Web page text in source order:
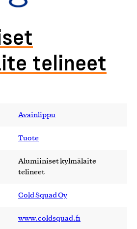
telineet
Avainlippu
Tuote
Alumiiniset kylmälaite
telineet
Cold Squad Oy
www.coldsquad.fi